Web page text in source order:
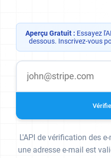
Aperçu Gratuit : Essayez
dessous. Inscrivez-vous
L'API de vérification des
une adresse e-mail est